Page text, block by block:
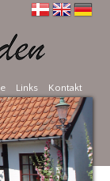
Links Kontakt